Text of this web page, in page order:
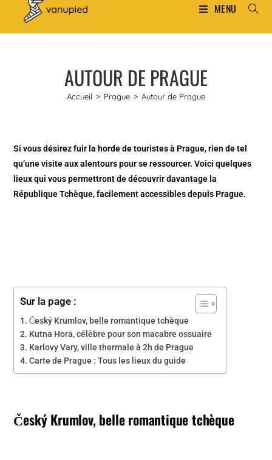
MENU
AUTOUR DE PRAGUE
Accueil > Prague > Autour de Prague
Si vous désirez fuir la horde de touristes à Prague, rien de tel
qu’une visite aux alentours pour se ressourcer. Voici quelques
lieux qui vous permettront de découvrir davantage la
République Tchèque, facilement accessibles depuis Prague.
Sur la page :
Český Krumlov, belle romantique tchèque
Kutna Hora, célèbre pour son macabre ossuaire
Karlovy Vary, ville thermale à 2h de Prague
Carte de Prague : Tous les lieux du guide
Český Krumlov, belle romantique tchèque